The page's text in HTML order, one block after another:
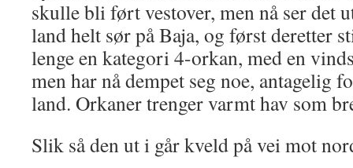
skulle bli ført vestover, men nå ser det
land helt sør på Baja, og først deretter
lenge en kategori 4-orkan, med en
men har nå dempet seg noe, antagelig
land. Orkaner trenger varmt hav som
Slik så den ut i går kveld på vei mot